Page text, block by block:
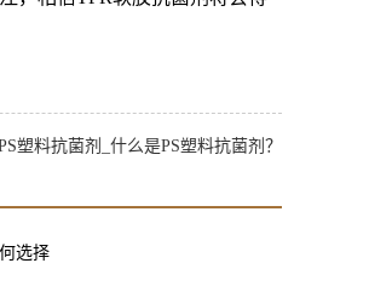
塑料抗菌剂_什么是PS塑料抗菌剂？
选择